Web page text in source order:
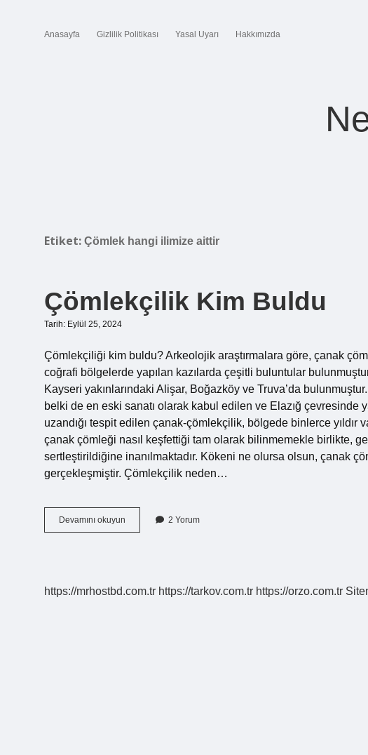
Anasayfa Gizlilik Politikası Yasal Uyarı Hakkımızda
Etiket: Çömlek hangi ilimize aittir
Çömlekçilik Kim Buldu
Tarih: Eylül 25, 2024
Çömlekçiliği kim buldu? Arkeolojik araştırmalara göre, çanak
coğrafi bölgelerde yapılan kazılarda çeşitli buluntular
Kayseri yakınlarındaki Alişar, Boğazköy ve Truva’da
belki de en eski sanatı olarak kabul edilen ve Elazığ çevresinde
uzandığı tespit edilen çanak-çömlekçilik, bölgede binlerce yıldır
çanak çömleği nasıl keşfettiği tam olarak bilinmemekle birlikte,
sertleştirildiğine inanılmaktadır. Kökeni ne olursa olsun, çanak
gerçekleşmiştir. Çömlekçilik neden…
Devamını okuyun Çömlekçilik
Kim
2 Yorum
https://mrhostbd.com.tr https://tarkov.com.tr https://orzo.com.tr